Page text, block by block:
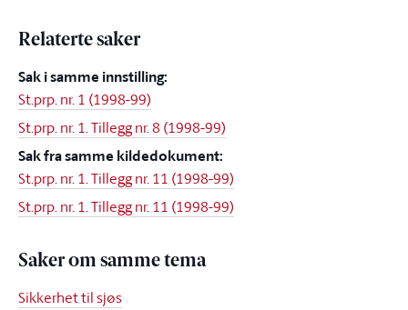
Relaterte saker
Sak i samme innstilling:
St.prp. nr. 1 (1998-99)
St.prp. nr. 1. Tillegg nr. 8 (1998-99)
Sak fra samme kildedokument:
St.prp. nr. 1. Tillegg nr. 11 (1998-99)
St.prp. nr. 1. Tillegg nr. 11 (1998-99)
Saker om samme tema
Sikkerhet til sjøs